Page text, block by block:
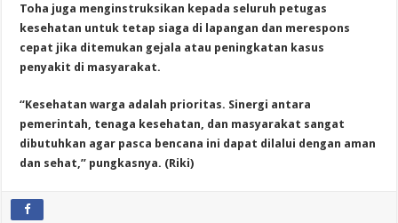
Toha juga menginstruksikan kepada seluruh petugas
kesehatan untuk tetap siaga di lapangan dan merespons
cepat jika ditemukan gejala atau peningkatan kasus
penyakit di masyarakat.
“Kesehatan warga adalah prioritas. Sinergi antara
pemerintah, tenaga kesehatan, dan masyarakat sangat
dibutuhkan agar pasca bencana ini dapat dilalui dengan aman
dan sehat,” pungkasnya. (Riki)